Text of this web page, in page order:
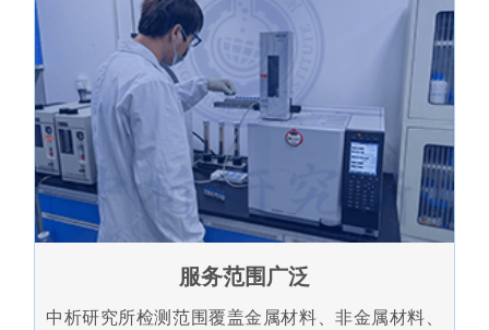
服务范围广泛
中析研究所检测范围覆盖金属材料、非金属材料、